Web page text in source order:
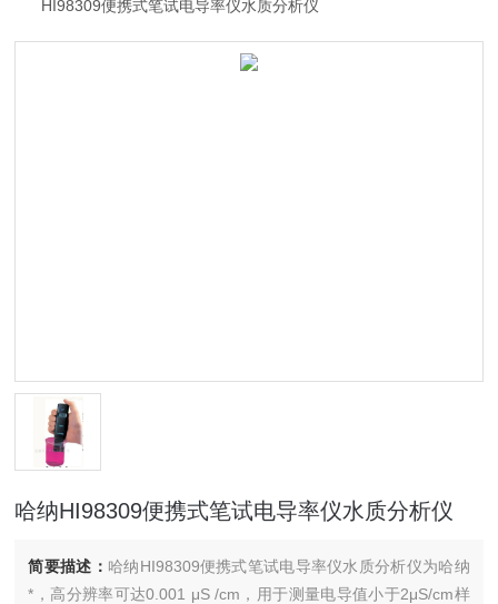
HI98309便携式笔试电导率仪水质分析仪
哈纳HI98309便携式笔试电导率仪水质分析仪
简要描述： 哈纳HI98309便携式笔试电导率仪水质分析仪为哈纳
*，高分辨率可达0.001 μS /cm，用于测量电导值小于2μS/cm样